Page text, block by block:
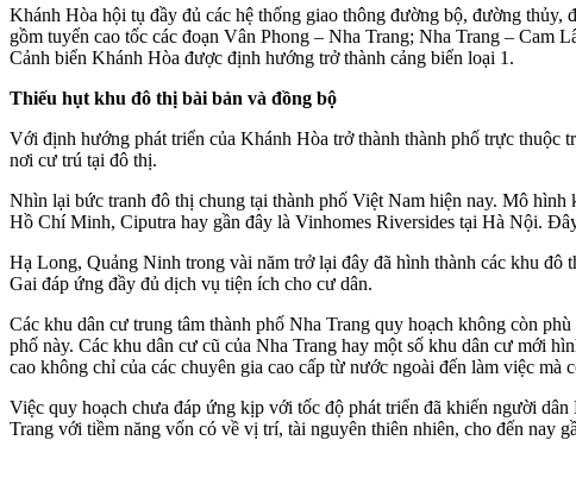
Khánh Hòa hội tụ đầy đủ các hệ thống giao thông đường bộ, đường thủy,
gồm tuyến cao tốc các đoạn Vân Phong – Nha Trang; Nha Trang –
Cảnh biển Khánh Hòa được định hướng trở thành cảng biển loại 1.
Thiếu hụt khu đô thị bài bản và đồng bộ
Với định hướng phát triển của Khánh Hòa trở thành thành phố trực thuộc
nơi cư trú tại đô thị.
Nhìn lại bức tranh đô thị chung tại thành phố Việt Nam hiện nay. Mô
Hồ Chí Minh, Ciputra hay gần đây là Vinhomes Riversides tại Hà Nội.
Hạ Long, Quảng Ninh trong vài năm trở lại đây đã hình thành các khu
Gai đáp ứng đầy đủ dịch vụ tiện ích cho cư dân.
Các khu dân cư trung tâm thành phố Nha Trang quy hoạch không còn
phố này. Các khu dân cư cũ của Nha Trang hay một số khu dân cư mới
cao không chỉ của các chuyên gia cao cấp từ nước ngoài đến làm việc
Việc quy hoạch chưa đáp ứng kịp với tốc độ phát triển đã khiến người
Trang với tiềm năng vốn có về vị trí, tài nguyên thiên nhiên, cho đến nay